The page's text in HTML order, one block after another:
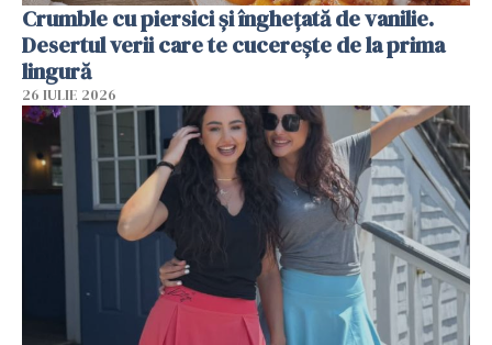
Crumble cu piersici și înghețată de vanilie.
Desertul verii care te cucerește de la prima
lingură
26 IULIE 2026